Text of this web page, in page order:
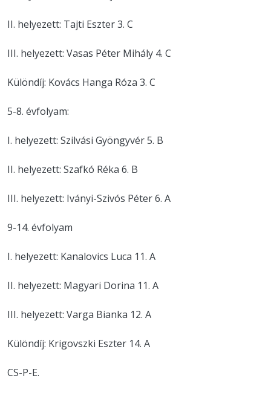
II. helyezett: Tajti Eszter 3. C
III. helyezett: Vasas Péter Mihály 4. C
Különdíj: Kovács Hanga Róza 3. C
5-8. évfolyam:
I. helyezett: Szilvási Gyöngyvér 5. B
II. helyezett: Szafkó Réka 6. B
III. helyezett: Iványi-Szivós Péter 6. A
9-14. évfolyam
I. helyezett: Kanalovics Luca 11. A
II. helyezett: Magyari Dorina 11. A
III. helyezett: Varga Bianka 12. A
Különdíj: Krigovszki Eszter 14. A
CS-P-E.